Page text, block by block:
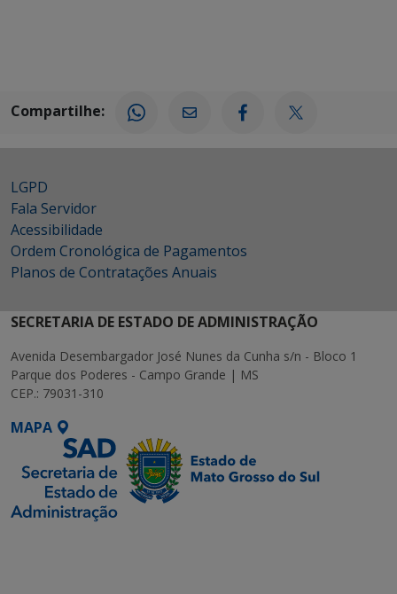
Compartilhe:
LGPD
Fala Servidor
Acessibilidade
Ordem Cronológica de Pagamentos
Planos de Contratações Anuais
SECRETARIA DE ESTADO DE ADMINISTRAÇÃO
Avenida Desembargador José Nunes da Cunha s/n - Bloco 1
Parque dos Poderes - Campo Grande | MS
CEP.: 79031-310
MAPA